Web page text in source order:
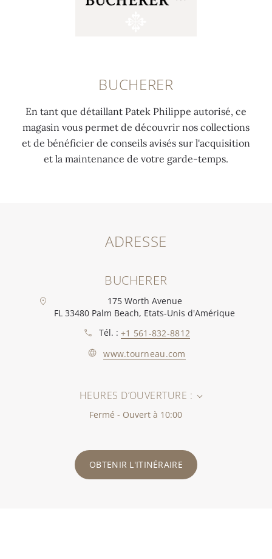
BUCHERER
En tant que détaillant Patek Philippe autorisé, ce
magasin vous permet de découvrir nos collections
et de bénéficier de conseils avisés sur l'acquisition
et la maintenance de votre garde-temps.
ADRESSE
BUCHERER
175 Worth Avenue
FL 33480 Palm Beach, Etats-Unis d'Amérique
Tél. : +1 561-832-8812
www.tourneau.com
HEURES D’OUVERTURE :
Fermé - Ouvert à 10:00
OBTENIR L'ITINÉRAIRE